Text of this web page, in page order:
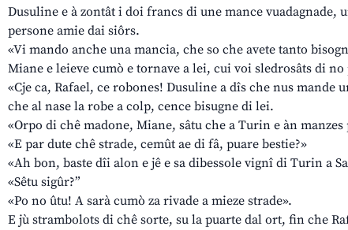
Dusuline e à zontât i doi francs di une mance vuadagnade,
persone amie dai siôrs.
«Vi mando anche una mancia, che so che avete tanto
Miane e leieve cumò e tornave a lei, cui voi sledrosâts di
«Cje ca, Rafael, ce robones! Dusuline a dîs che nus mande
che al nase la robe a colp, cence bisugne di lei.
«Orpo di chê madone, Miane, sâtu che a Turin e àn
«E par dute chê strade, cemût ae di fâ, puare bestie?»
«Ah bon, baste dîi alon e jê e sa dibessole vignî di Turin a
«Sêtu sigûr?”
«Po no ûtu! A sarà cumò za rivade a mieze strade».
E jù strambolots di chê sorte, su la puarte dal ort, fin che